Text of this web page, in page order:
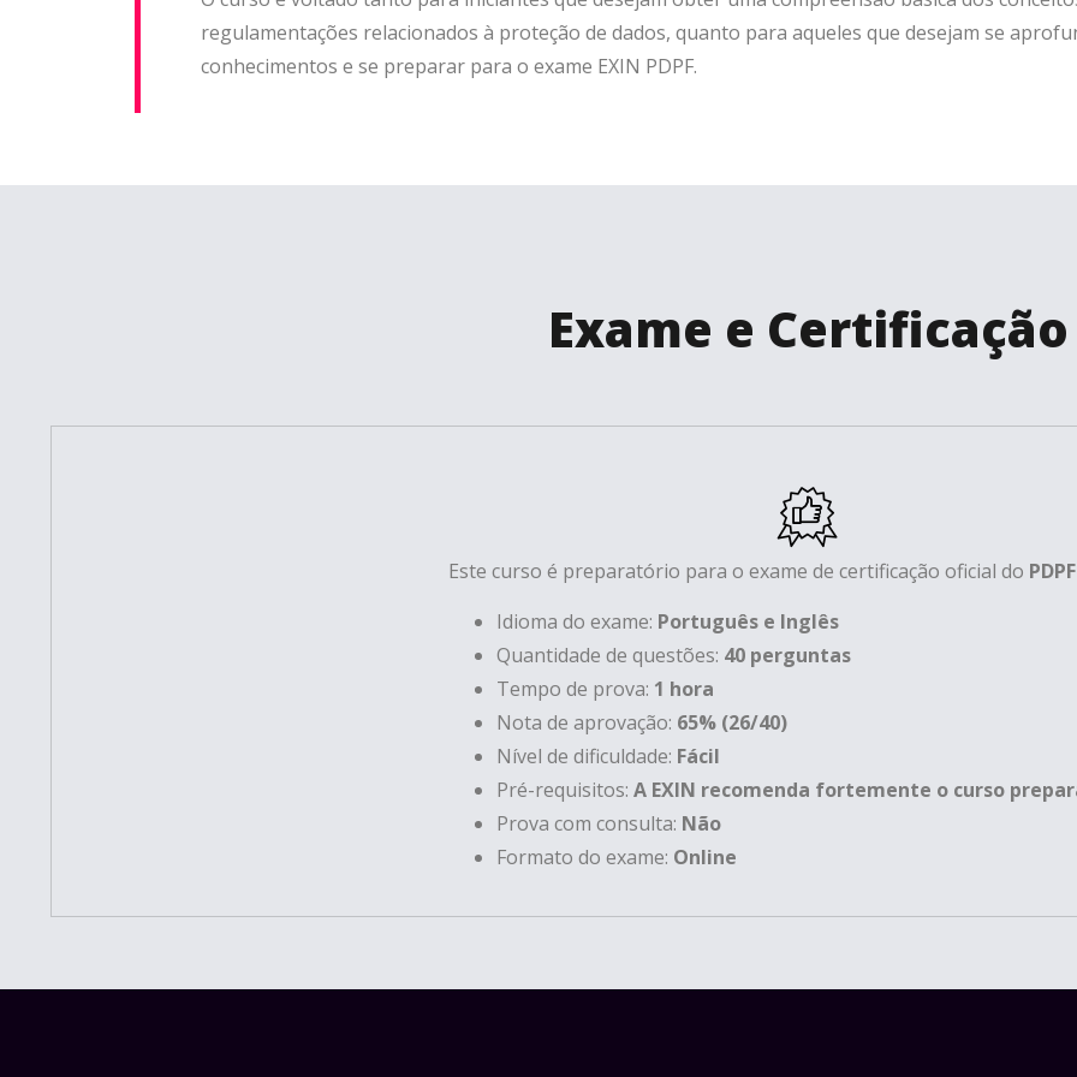
regulamentações relacionados à proteção de dados, quanto para aqueles que desejam se
conhecimentos e se preparar para o exame EXIN PDPF.
Exame e Certificação
Este curso é preparatório para o exame de certificação oficial do
Idioma do exame: Português e Inglês
Quantidade de questões: 40 perguntas
Tempo de prova: 1 hora
Nota de aprovação: 65% (26/40)
Nível de dificuldade: Fácil
Pré-requisitos: A EXIN recomenda fortemente o curso
Prova com consulta: Não
Formato do exame: Online